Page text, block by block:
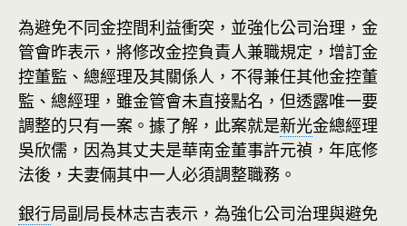
為避免不同金控間利益衝突，並強化公司治理，金
管會昨表示，將修改金控負責人兼職規定，增訂金
控董監、總經理及其關係人，不得兼任其他金控董
監、總經理，雖金管會未直接點名，但透露唯一要
調整的只有一案。據了解，此案就是新光金總經理
吳欣儒，因為其丈夫是華南金董事許元禎，年底修
法後，夫妻倆其中一人必須調整職務。
銀行局副局長林志吉表示，為強化公司治理與避免